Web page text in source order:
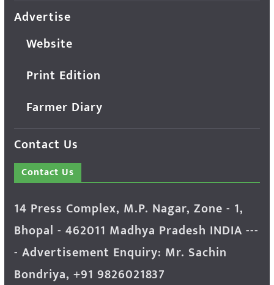
Advertise
Website
Print Edition
Farmer Diary
Contact Us
Contact Us
14 Press Complex, M.P. Nagar, Zone - 1,
Bhopal - 462011 Madhya Pradesh INDIA ---
- Advertisement Enquiry: Mr. Sachin
Bondriya, +91 9826021837